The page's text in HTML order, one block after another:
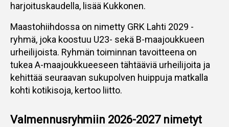
harjoituskaudella, lisää Kukkonen.
Maastohiihdossa on nimetty GRK Lahti 2029 -
ryhmä, joka koostuu U23- sekä B-maajoukkueen
urheilijoista. Ryhmän toiminnan tavoitteena on
tukea A-maajoukkueeseen tähtääviä urheilijoita ja
kehittää seuraavan sukupolven huippuja matkalla
kohti kotikisoja, kertoo liitto.
Valmennusryhmiin 2026-2027 nimetyt